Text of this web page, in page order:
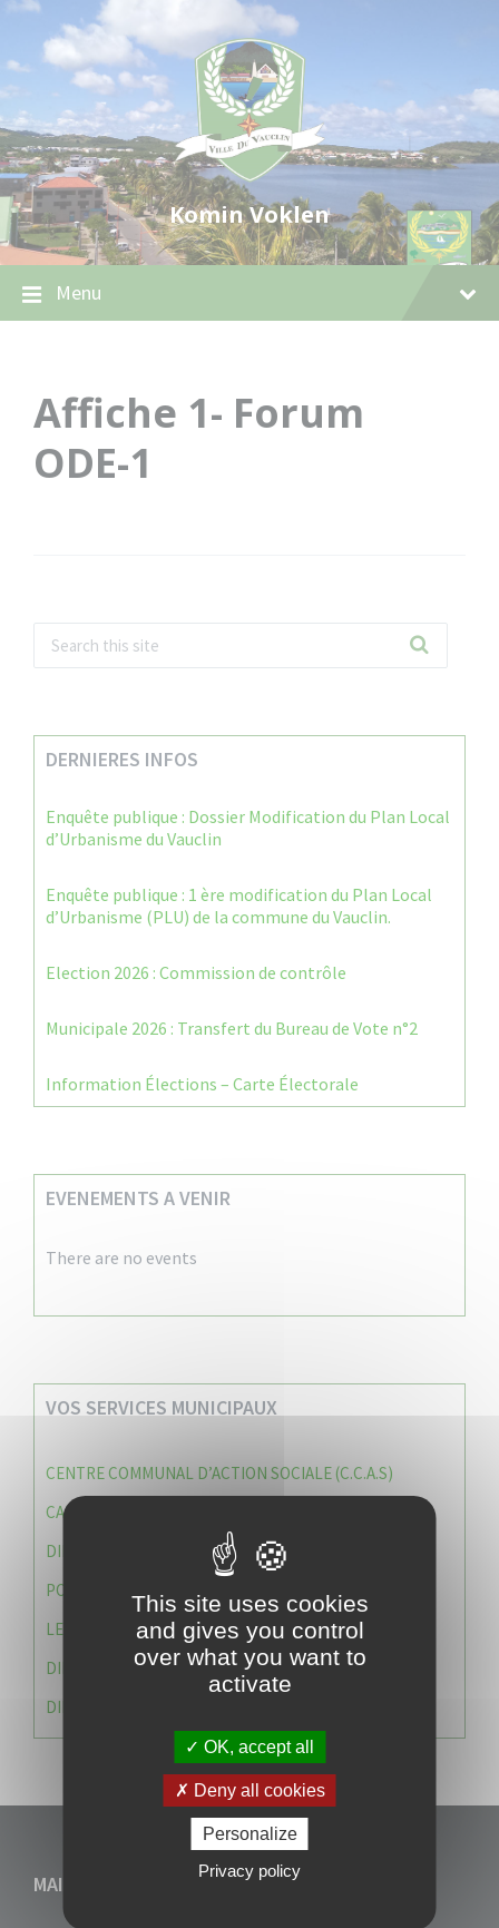
Skip
content
Skip
navigation
Skip
footer
Komin Voklen
Menu
Affiche 1- Forum
ODE-1
DERNIERES INFOS
Enquête publique : Dossier Modification du Plan Local
d’Urbanisme du Vauclin
Enquête publique : 1 ère modification du Plan Local
d’Urbanisme (PLU) de la commune du Vauclin.
Election 2026 : Commission de contrôle
Municipale 2026 : Transfert du Bureau de Vote n°2
Information Élections – Carte Électorale
EVENEMENTS A VENIR
There are no events
VOS SERVICES MUNICIPAUX
CENTRE COMMUNAL D’ACTION SOCIALE (C.C.A.S)
CAISSE DES ÉCOLES
DIRECTION DES SERVICES TECHNIQUES
POLICE MUNICIPALE
LE CABINET DU MAIRE
DIRECTION DES RESSOURCES ET MOYENS
DIRECTION DU DEVELLOPPEMENT URBAIN DURABL
MAIRIE DU VAUCLIN
This site uses cookies
and gives you control
over what you want to
activate
OK, accept all
Deny all cookies
Personalize
Privacy policy